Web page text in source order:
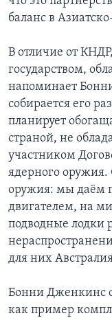
баланс в
В отличие от
государством,
напоминает
собирается его
планирует
страной, не
участником
ядерного
оружия: мы даём
двигателем, на
подводные лодки
для них
Бонни Дженкинс
как пример